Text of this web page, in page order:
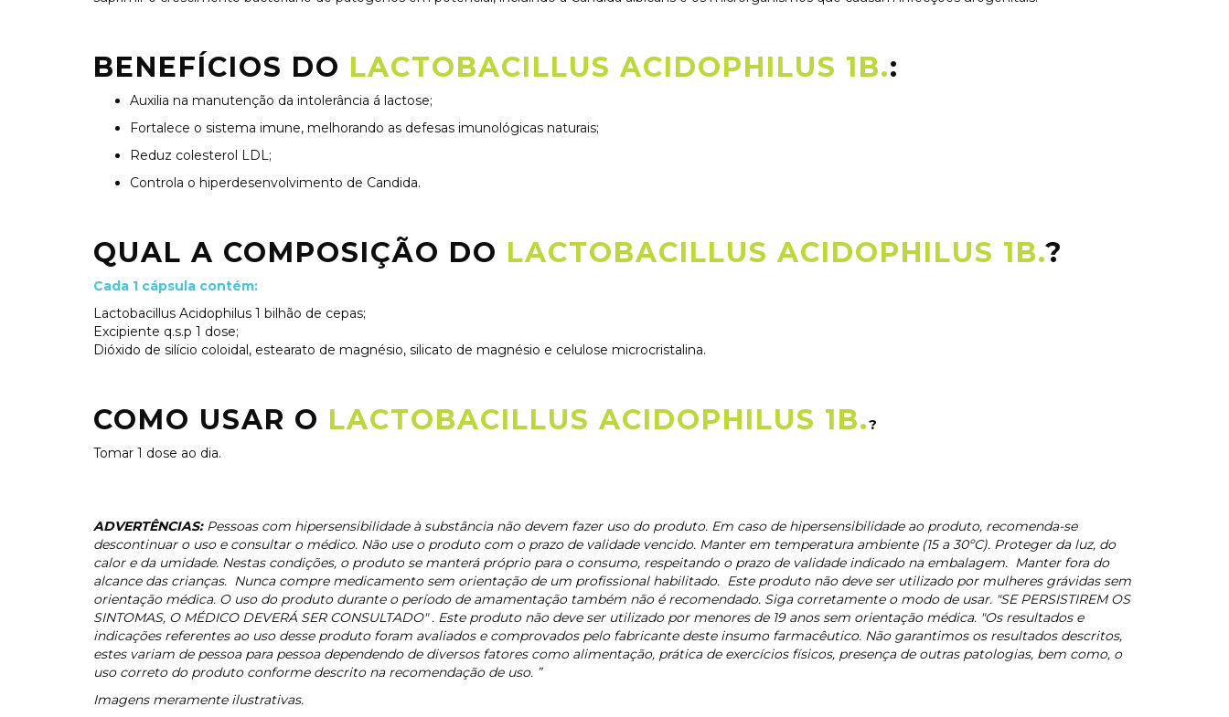
BENEFÍCIOS DO LACTOBACILLUS ACIDOPHILUS 1B.:
Auxilia na manutenção da intolerância á lactose;
Fortalece o sistema imune, melhorando as defesas imunológicas naturais;
Reduz colesterol LDL;
Controla o hiperdesenvolvimento de Candida.
QUAL A COMPOSIÇÃO DO LACTOBACILLUS ACIDOPHILUS 1B.?
Cada 1 cápsula contém:
Lactobacillus Acidophilus 1 bilhão de cepas;
Excipiente q.s.p 1 dose;
Dióxido de silício coloidal, estearato de magnésio, silicato de magnésio e celulose microcristalina.
COMO USAR O LACTOBACILLUS ACIDOPHILUS 1B.?
Tomar 1 dose ao dia.
ADVERTÊNCIAS: Pessoas com hipersensibilidade à substância não devem fazer uso do produto. Em caso de hipersensibilidade ao produto, recomenda-se
descontinuar o uso e consultar o médico. Não use o produto com o prazo de validade vencido. Manter em temperatura ambiente (15 a 30ºC). Proteger da luz, do
calor e da umidade. Nestas condições, o produto se manterá próprio para o consumo, respeitando o prazo de validade indicado na embalagem. Manter fora do
alcance das crianças. Nunca compre medicamento sem orientação de um profissional habilitado. Este produto não deve ser utilizado por mulheres grávidas sem
orientação médica. O uso do produto durante o período de amamentação também não é recomendado. Siga corretamente o modo de usar. "SE PERSISTIREM OS
SINTOMAS, O MÉDICO DEVERÁ SER CONSULTADO" . Este produto não deve ser utilizado por menores de 19 anos sem orientação médica. "Os resultados e
indicações referentes ao uso desse produto foram avaliados e comprovados pelo fabricante deste insumo farmacêutico. Não garantimos os resultados descritos,
estes variam de pessoa para pessoa dependendo de diversos fatores como alimentação, prática de exercícios físicos, presença de outras patologias, bem como, o
uso correto do produto conforme descrito na recomendação de uso. ”
Imagens meramente ilustrativas.